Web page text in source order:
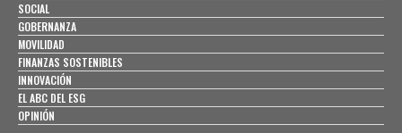
SOCIAL
GOBERNANZA
MOVILIDAD
FINANZAS SOSTENIBLES
INNOVACIÓN
EL ABC DEL ESG
OPINIÓN